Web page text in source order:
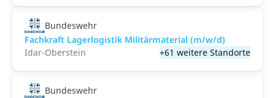
Bundeswehr
Fachkraft Lagerlogistik Militärmaterial (m/w/d)
Idar-Oberstein
+61 weitere Standorte
Bundeswehr